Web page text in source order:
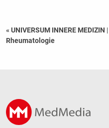
« UNIVERSUM INNERE MEDIZIN |
Rheumatologie